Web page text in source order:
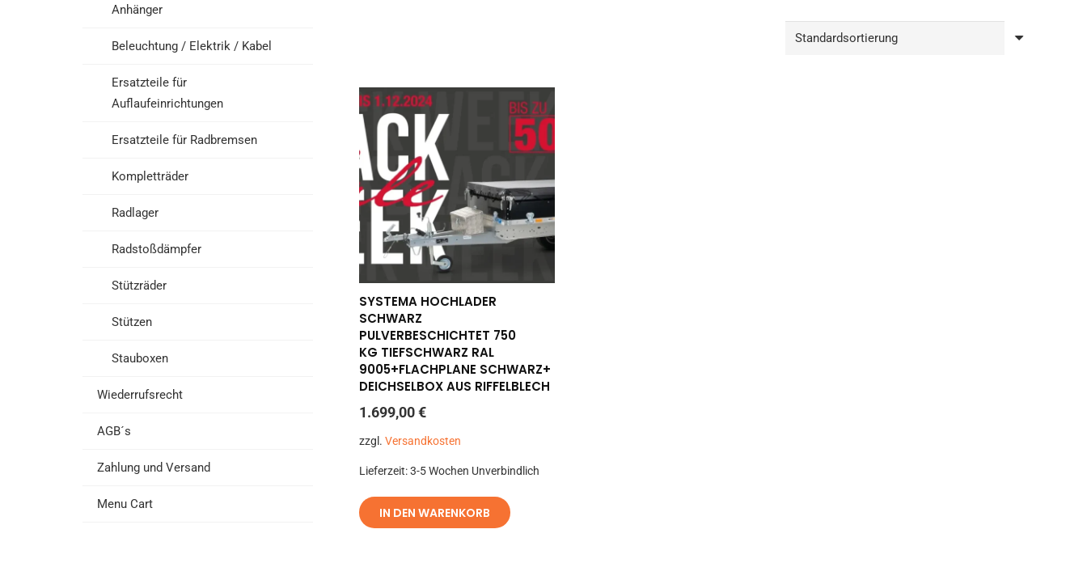
SYSTEMA HOCHLADER
SCHWARZ
PULVERBESCHICHTET 750
KG TIEFSCHWARZ RAL
9005+FLACHPLANE SCHWARZ+
DEICHSELBOX AUS RIFFELBLECH
1.699,00€
zzgl. Versandkosten
Lieferzeit:3-5 Wochen Unverbindlich
IN DEN WARENKORB
Anhänger
Beleuchtung / Elektrik / Kabel
Ersatzteile für
Auflaufeinrichtungen
Ersatzteile für Radbremsen
Kompletträder
Radlager
Radstoßdämpfer
Stützräder
Stützen
Stauboxen
Wiederrufsrecht
AGB´s
Zahlung und Versand
Menu Cart